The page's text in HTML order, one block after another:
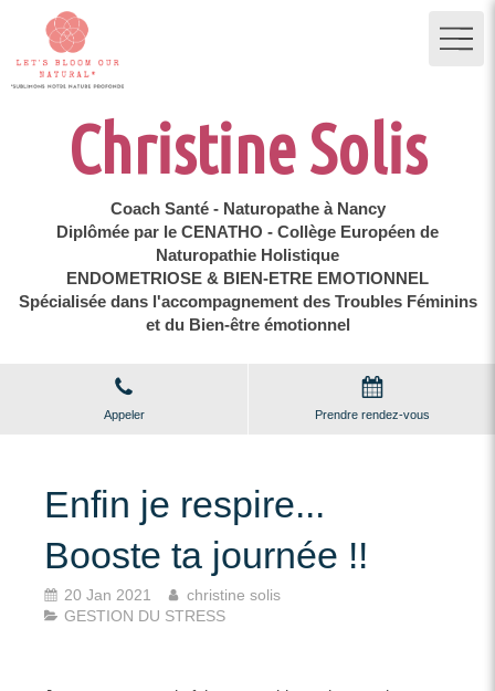
Christine Solis
Coach Santé - Naturopathe à Nancy
Diplômée par le CENATHO - Collège Européen de
Naturopathie Holistique
ENDOMETRIOSE & BIEN-ETRE EMOTIONNEL
Spécialisée dans l'accompagnement des Troubles Féminins
et du Bien-être émotionnel
Appeler Prendre rendez-vous
Enfin je respire...
Booste ta journée !!
20 Jan 2021
christine solis
GESTION DU STRESS